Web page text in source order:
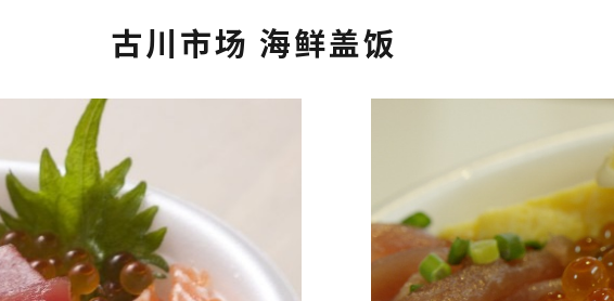
古川市场 海鲜盖饭